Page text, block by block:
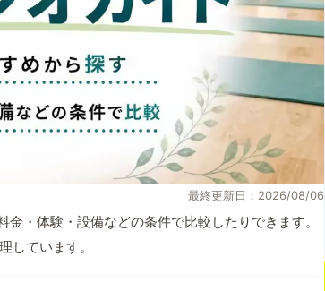
最終更新日：2026/08/06
・体験・設備などの条件で比較したりできます。
しています。